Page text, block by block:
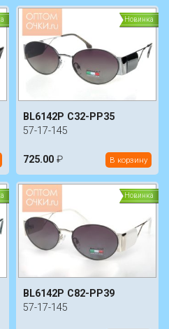
Новинка
BL6142P C32-PP35
57-17-145
725.00 ₽ В корзину
Новинка
BL6142P C82-PP39
57-17-145